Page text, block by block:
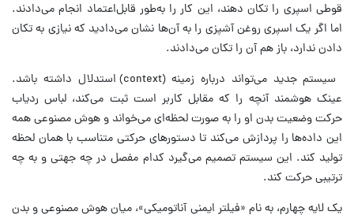
قوطی اسپری را تکان دهند، این کار را به‌طور قابل‌اعتماد انجام می‌دادند.
اما اگر یک اسپری روغن آشپزی را به آن‌ها نشان می‌دادید که نیازی به تکان
دادن ندارد، باز هم آن را تکان می‌دادند.
سیستم جدید می‌تواند درباره زمینه (context) استدلال داشته باشد.
عینک هوشمند آنچه را که مقابل کاربر است ثبت می‌کند، لباس ردیاب
حرکت وضعیت بدن او را به ‌صورت لحظه‌ای می‌خواند و هوش مصنوعی همه
این داده‌ها را پردازش می‌کند تا دستورهای حرکتی متناسب با همان لحظه
تولید کند. این سیستم تصمیم می‌گیرد کدام مفصل در چه جهتی و به چه
ترتیبی حرکت کند.
یک لایه چهارم، به نام «فیلتر ایمنی آناتومیکی»، میان هوش مصنوعی و بدن